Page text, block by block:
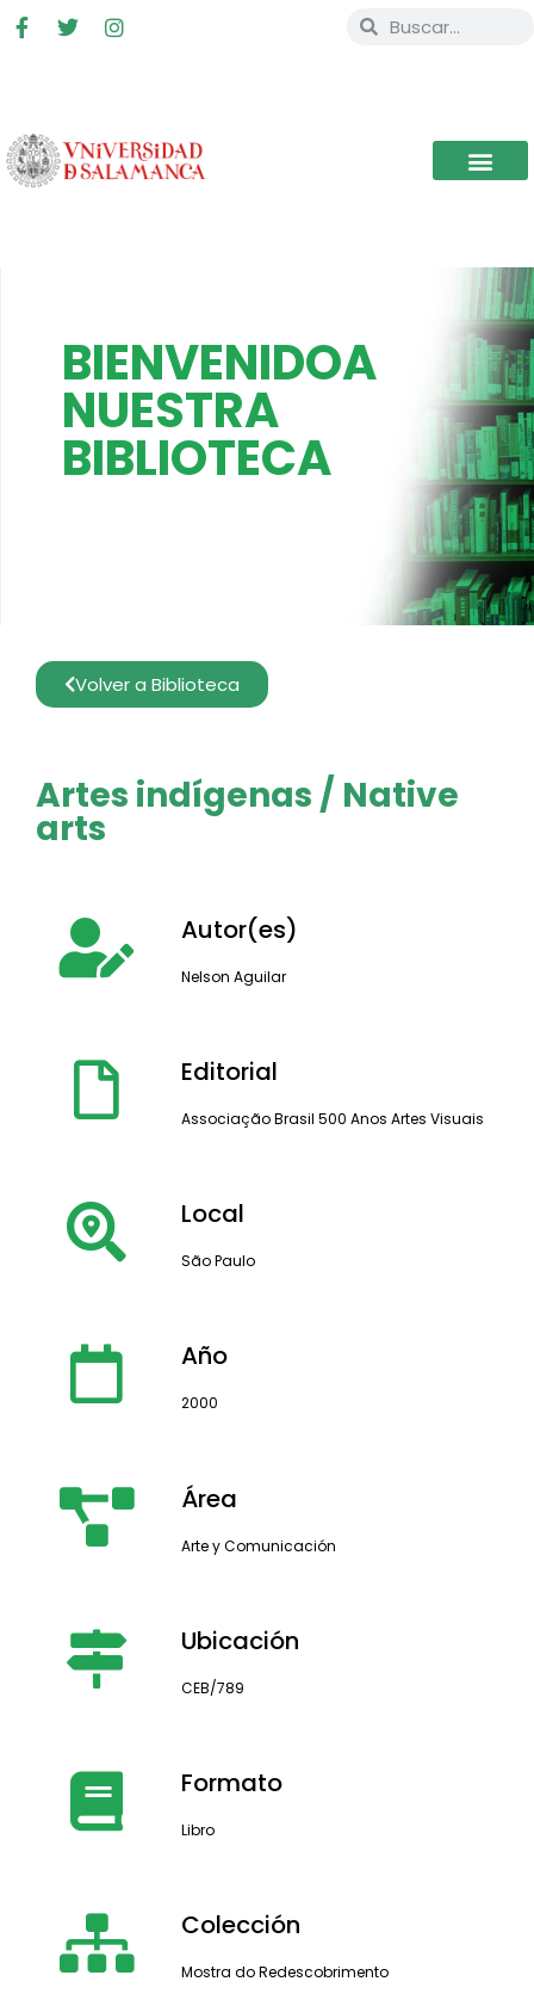
BIENVENIDOA
NUESTRA
BIBLIOTECA
Volver a Biblioteca
Artes indígenas / Native
arts
Autor(es)
Nelson Aguilar
Editorial
Associação Brasil 500 Anos Artes Visuais
Local
São Paulo
Año
2000
Área
Arte y Comunicación
Ubicación
CEB/789
Formato
Libro
Colección
Mostra do Redescobrimento